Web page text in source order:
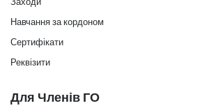
Навчання за кордоном
Сертифікати
Реквізити
Для Членів ГО